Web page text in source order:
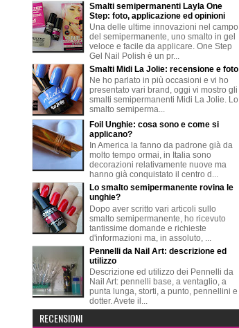
Smalti semipermanenti Layla One
Step: foto, applicazione ed opinioni
Una delle ultime innovazioni nel campo
del semipermanente, uno smalto in gel
veloce e facile da applicare. One Step
Gel Nail Polish è un pr...
Smalti Midi La Jolie: recensione e foto
Ne ho parlato in più occasioni e vi ho
presentato vari brand, oggi vi mostro gli
smalti semipermanenti Midi La Jolie. Lo
smalto semiperma...
Foil Unghie: cosa sono e come si
applicano?
In America la fanno da padrone già da
molto tempo ormai, in Italia sono
decorazioni relativamente nuove ma
hanno già conquistato il centro d...
Lo smalto semipermanente rovina le
unghie?
Dopo aver scritto vari articoli sullo
smalto semipermanente, ho ricevuto
tantissime domande e richieste
d'informazioni ma, in assoluto, ...
Pennelli da Nail Art: descrizione ed
utilizzo
Descrizione ed utilizzo dei Pennelli da
Nail Art: pennelli base, a ventaglio, a
punta lunga, storti, a punto, pennellini e
dotter. Avete il...
RECENSIONI